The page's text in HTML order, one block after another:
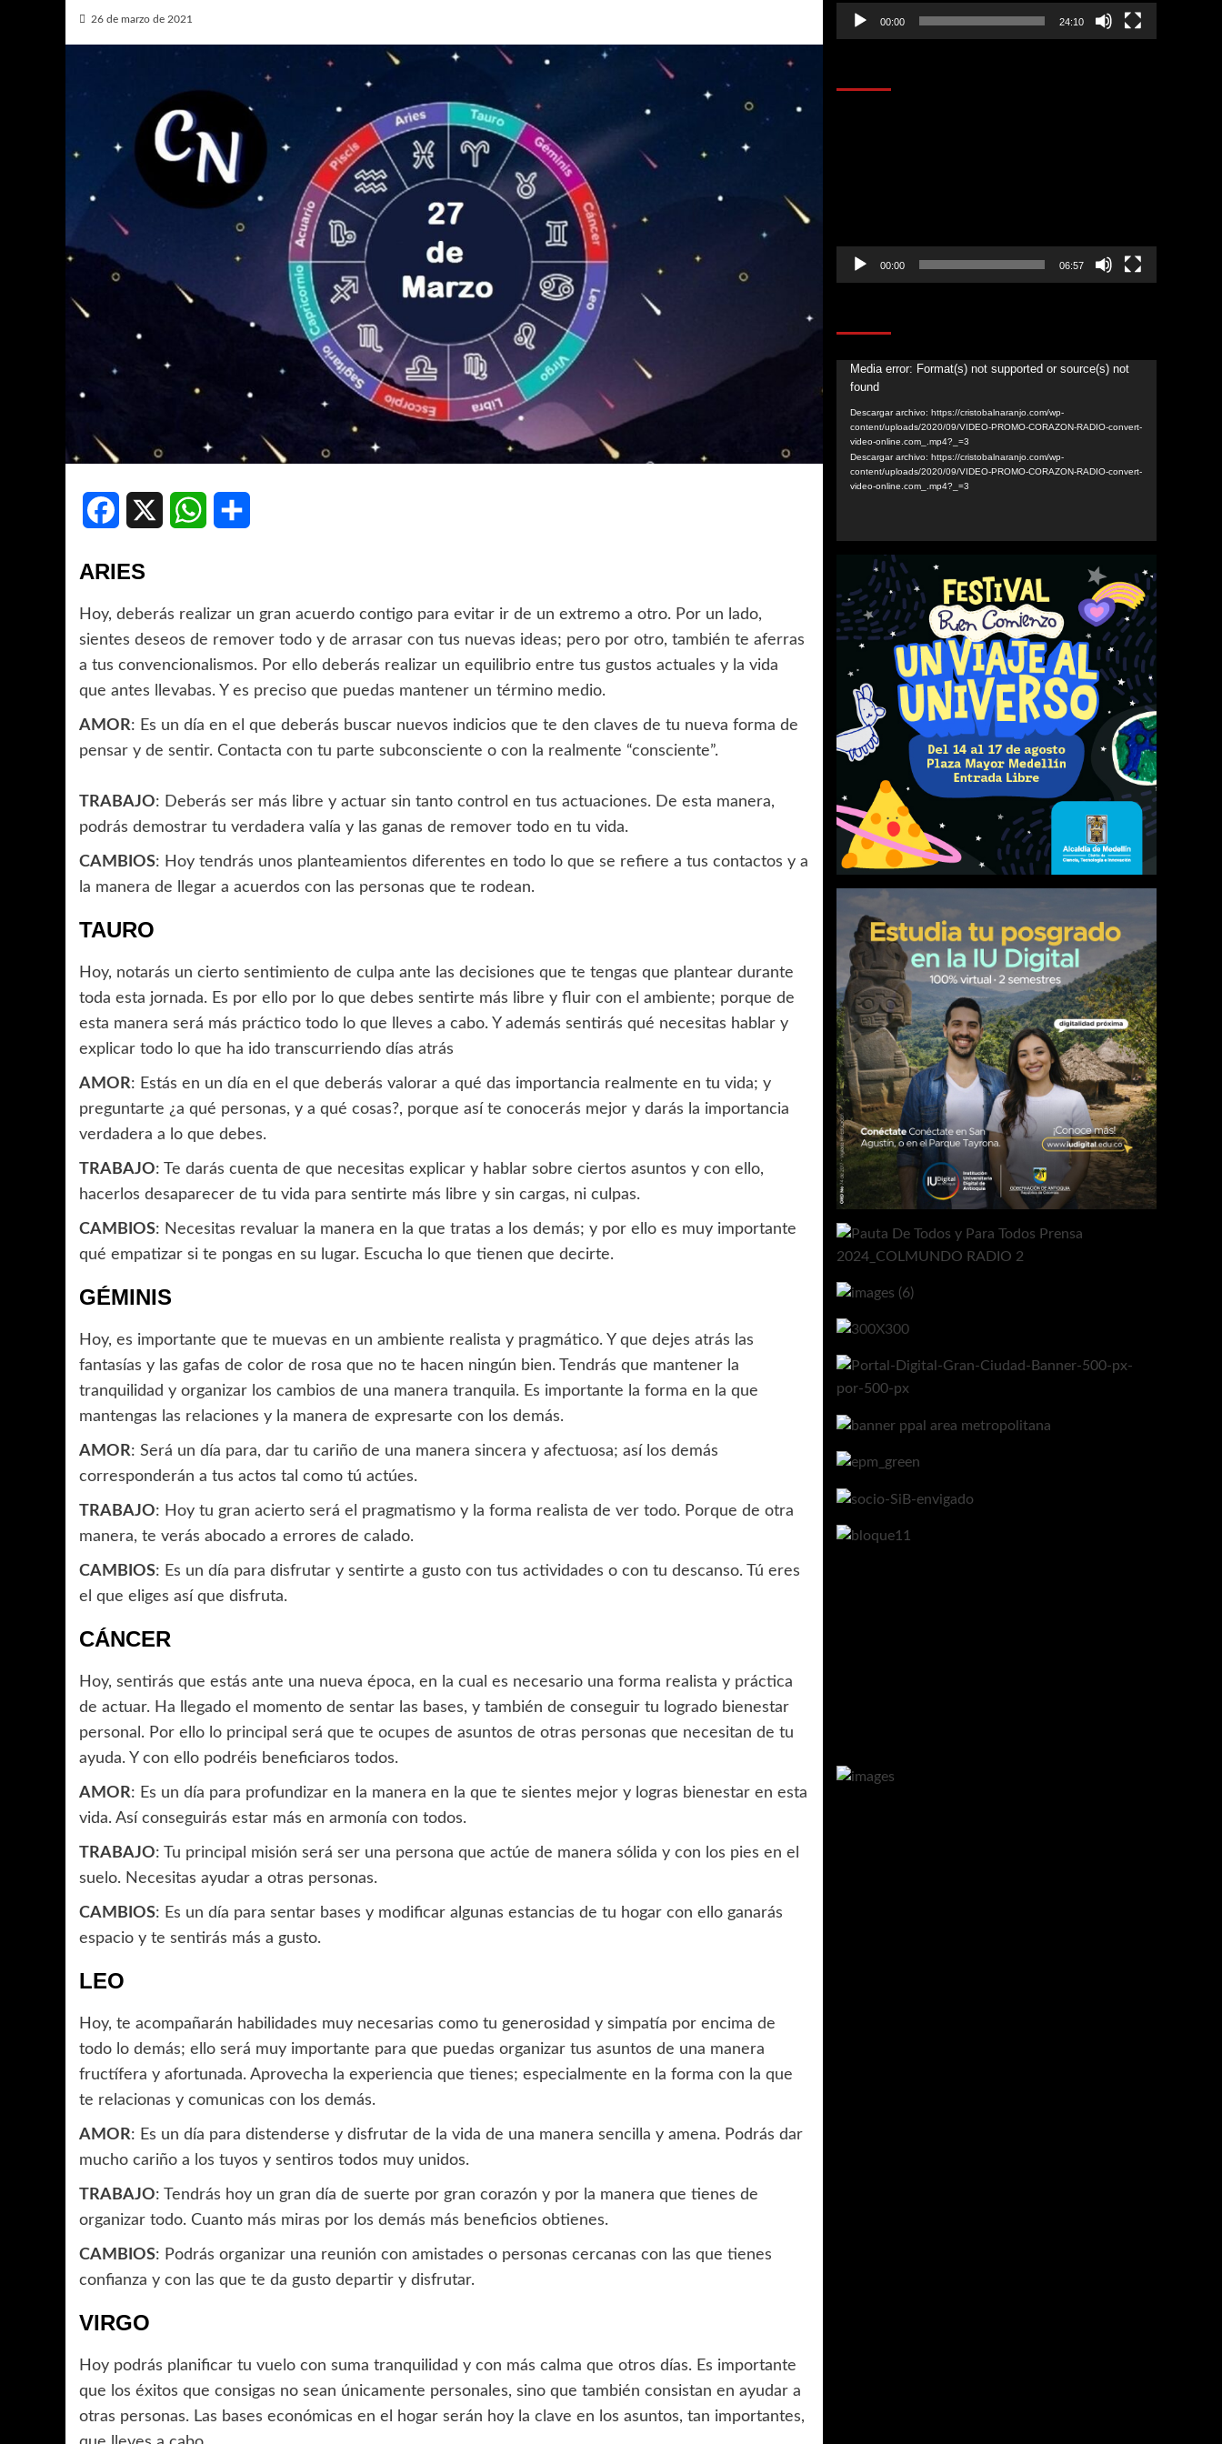
26 de marzo de 2021
Facebook WhatsApp
ARIES
Hoy, deberás realizar un gran acuerdo contigo para evitar ir de un extremo a otro. Por un lado,
sientes deseos de remover todo y de arrasar con tus nuevas ideas; pero por otro, también te aferras
a tus convencionalismos. Por ello deberás realizar un equilibrio entre tus gustos actuales y la vida
que antes llevabas. Y es preciso que puedas mantener un término medio.
AMOR: Es un día en el que deberás buscar nuevos indicios que te den claves de tu nueva forma de
pensar y de sentir. Contacta con tu parte subconsciente o con la realmente “consciente”.
TRABAJO: Deberás ser más libre y actuar sin tanto control en tus actuaciones. De esta manera,
podrás demostrar tu verdadera valía y las ganas de remover todo en tu vida.
CAMBIOS: Hoy tendrás unos planteamientos diferentes en todo lo que se refiere a tus contactos y a
la manera de llegar a acuerdos con las personas que te rodean.
TAURO
Hoy, notarás un cierto sentimiento de culpa ante las decisiones que te tengas que plantear durante
toda esta jornada. Es por ello por lo que debes sentirte más libre y fluir con el ambiente; porque de
esta manera será más práctico todo lo que lleves a cabo. Y además sentirás qué necesitas hablar y
explicar todo lo que ha ido transcurriendo días atrás
AMOR: Estás en un día en el que deberás valorar a qué das importancia realmente en tu vida; y
preguntarte ¿a qué personas, y a qué cosas?, porque así te conocerás mejor y darás la importancia
verdadera a lo que debes.
TRABAJO: Te darás cuenta de que necesitas explicar y hablar sobre ciertos asuntos y con ello,
hacerlos desaparecer de tu vida para sentirte más libre y sin cargas, ni culpas.
CAMBIOS: Necesitas revaluar la manera en la que tratas a los demás; y por ello es muy importante
qué empatizar si te pongas en su lugar. Escucha lo que tienen que decirte.
GÉMINIS
Hoy, es importante que te muevas en un ambiente realista y pragmático. Y que dejes atrás las
fantasías y las gafas de color de rosa que no te hacen ningún bien. Tendrás que mantener la
tranquilidad y organizar los cambios de una manera tranquila. Es importante la forma en la que
mantengas las relaciones y la manera de expresarte con los demás.
AMOR: Será un día para, dar tu cariño de una manera sincera y afectuosa; así los demás
corresponderán a tus actos tal como tú actúes.
TRABAJO: Hoy tu gran acierto será el pragmatismo y la forma realista de ver todo. Porque de otra
manera, te verás abocado a errores de calado.
CAMBIOS: Es un día para disfrutar y sentirte a gusto con tus actividades o con tu descanso. Tú eres
el que eliges así que disfruta.
CÁNCER
Hoy, sentirás que estás ante una nueva época, en la cual es necesario una forma realista y práctica
de actuar. Ha llegado el momento de sentar las bases, y también de conseguir tu logrado bienestar
personal. Por ello lo principal será que te ocupes de asuntos de otras personas que necesitan de tu
ayuda. Y con ello podréis beneficiaros todos.
AMOR: Es un día para profundizar en la manera en la que te sientes mejor y logras bienestar en esta
vida. Así conseguirás estar más en armonía con todos.
TRABAJO: Tu principal misión será ser una persona que actúe de manera sólida y con los pies en el
suelo. Necesitas ayudar a otras personas.
CAMBIOS: Es un día para sentar bases y modificar algunas estancias de tu hogar con ello ganarás
espacio y te sentirás más a gusto.
LEO
Hoy, te acompañarán habilidades muy necesarias como tu generosidad y simpatía por encima de
todo lo demás; ello será muy importante para que puedas organizar tus asuntos de una manera
fructífera y afortunada. Aprovecha la experiencia que tienes; especialmente en la forma con la que
te relacionas y comunicas con los demás.
AMOR: Es un día para distenderse y disfrutar de la vida de una manera sencilla y amena. Podrás dar
mucho cariño a los tuyos y sentiros todos muy unidos.
TRABAJO: Tendrás hoy un gran día de suerte por gran corazón y por la manera que tienes de
organizar todo. Cuanto más miras por los demás más beneficios obtienes.
CAMBIOS: Podrás organizar una reunión con amistades o personas cercanas con las que tienes
confianza y con las que te da gusto departir y disfrutar.
VIRGO
Hoy podrás planificar tu vuelo con suma tranquilidad y con más calma que otros días. Es importante
que los éxitos que consigas no sean únicamente personales, sino que también consistan en ayudar a
otras personas. Las bases económicas en el hogar serán hoy la clave en los asuntos, tan importantes,
00:00 24:10
00:00 06:57
Reproductor
vídeo
Media error: Format(s) not supported or source(s) not
found
Descargar archivo: https://cristobalnaranjo.com/wp-
content/uploads/2020/09/VIDEO-PROMO-CORAZON-RADIO-convert-
video-online.com_.mp4?_=3
Descargar archivo: https://cristobalnaranjo.com/wp-
content/uploads/2020/09/VIDEO-PROMO-CORAZON-RADIO-convert-
video-online.com_.mp4?_=3